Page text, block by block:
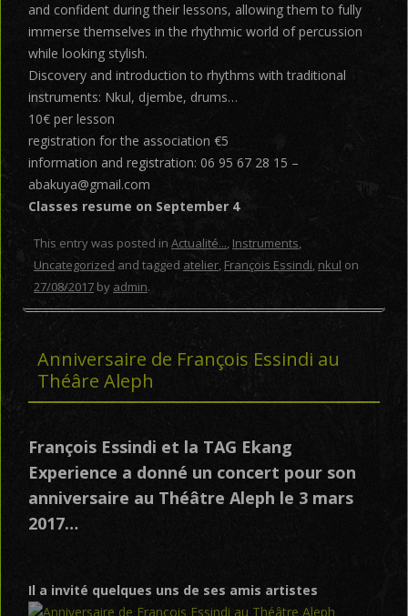
and confident during their lessons, allowing them to fully
immerse themselves in the rhythmic world of percussion
while looking stylish.
Discovery and introduction to rhythms with traditional
instruments: Nkul, djembe, drums…
10€ per lesson
registration for the association €5
information and registration: 06 95 67 28 15 –
abakuya@gmail.com
Classes resume on September 4
This entry was posted in Actualité..., Instruments,
Uncategorized and tagged atelier, François Essindi, nkul on
27/08/2017by admin.
Anniversaire de François Essindi au
Théâre Aleph
François Essindi et la TAG Ekang
Experience a donné un concert pour son
anniversaire au Théâtre Aleph le 3 mars
2017…
Il a invité quelques uns de ses amis artistes